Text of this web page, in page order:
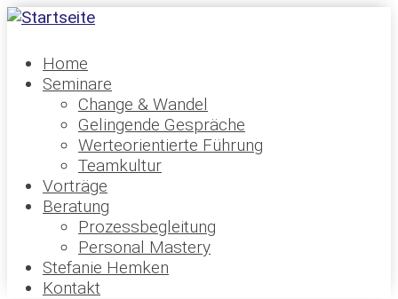
Home
Seminare
Change & Wandel
Gelingende Gespräche
Werteorientierte Führung
Teamkultur
Vorträge
Beratung
Prozessbegleitung
Personal Mastery
Stefanie Hemken
Kontakt